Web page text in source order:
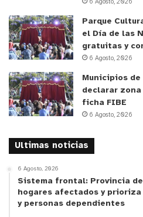
6 Agosto, 2026
Parque
el Día de las
gratuitas y
6 Agosto, 2026
Municipios
declarar
ficha FIBE
6 Agosto, 2026
Ultimas noticias
6 Agosto, 2026
Sistema frontal: Provincia
hogares afectados y
y personas dependientes